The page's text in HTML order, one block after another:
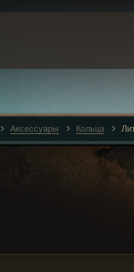
Аксессуары Кольца